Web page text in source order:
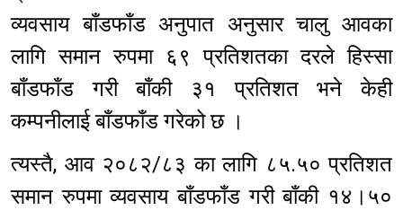
व्यवसाय बाँडफाँड अनुपात अनुसार चालु आवका
लागि समान रुपमा ६९ प्रतिशतका दरले हिस्सा
बाँडफाँड गरी बाँकी ३१ प्रतिशत भने केही
कम्पनीलाई बाँडफाँड गरेको छ ।
त्यस्तै, आव २०८२/८३ का लागि ८५.५० प्रतिशत
समान रुपमा व्यवसाय बाँडफाँड गरी बाँकी १४।५०